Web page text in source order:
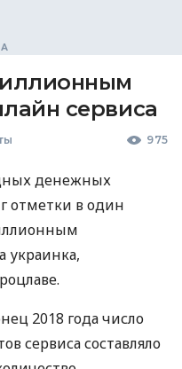
сервиса
975
денежных
отметки в один
украинка,
2018 года число
сервиса составляло